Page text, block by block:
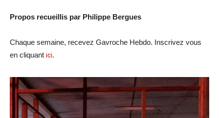
Propos recueillis par Philippe Bergues
Chaque semaine, recevez Gavroche Hebdo. Inscrivez vous
en cliquant ici.